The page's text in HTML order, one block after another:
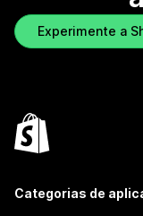
Experimente a
Categorias de